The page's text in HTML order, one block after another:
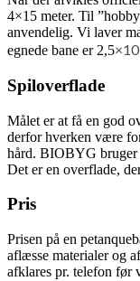
4×15 meter. Til
anvendelig. Vi laver
egnede bane er 2,5
Spiloverflade
Målet er at få en god
derfor hverken være
hård. BIOBYG bruger
Det er en overflade,
Pris
Prisen på en
aflæsse materialer og
afklares pr. telefon før